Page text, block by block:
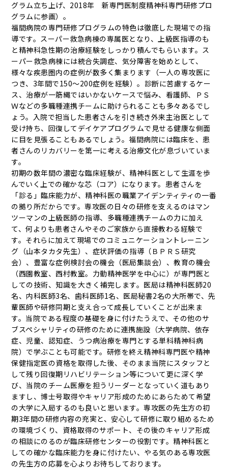
グラム立ち上げ、2018年 新専門医制度精神科専門研修プロ
グラムに参画）。
福間病院の専門研修プログラムの特色は徹底した現場での指
導です。スーパー救急病棟の専属医となり、上級医指導のも
と精神科急性期の治療経験をしっかり積んでもらいます。ス
ーパー救急病棟には統合失調症、気分障害を始めとして、
様々な疾患圏内の症例が数多く集まります（一人の専攻医に
つき、3年間で150～200症例を経験）。診断に苦慮するケー
ス、治療が一筋縄ではいかないケースで悩み、看護師、ＰＳ
Ｗなどの多職種連携チームに助けられることも多々あるでし
ょう。入院で担当した患者さんを引き続き外来主治医として
受け持ち、回復してデイケアプログラムで見せる健康な側面
に目を見張ることもあるでしょう。福間病院には臨床を、患
者さんのリカバリーを第一に考える治療文化が息づいていま
す。
初期の数年間の濃密な臨床経験が、精神科医として生涯を歩
んでいく上での確かな芯（コア）になります。患者さんを
「診る」臨床能力が、精神科医の職業アイデンティティの一番
の拠り所だからです。専攻医の日々の研修を支えるのはマン
ツーマンの上級医師の指導、多職種連携チームの力に加え
て、何よりも患者さんやそのご家族から直接教わる経験で
す。それらに加えて現場でのコミュニケーショントレーニン
グ（山本タカタ先生）、症状評価の指導（ＢＰＲＳ研究
会）、豊富な症例検討会の機会（医局集談会）、教育の機会
（西園教室、西村教室。力動精神医学を中心に）が専門医と
しての技術、知識を大きく補完します。医局は精神科医師20
名、内科医師3名、歯科医師1名、医局秘書2名の大所帯で、先
輩医師や研修同期と支え合って成長していくことが出来ま
す。当院である程度の基礎を身に付けたうえで、その他のサ
ブスペシャリティの研修のために連携施設（大学病院、依存
症、児童、認知症、うつ病治療を専門とする単科精神科病
院）で学ぶことも可能です。研修を終え精神科専門医や精神
保健指定医の資格を取得した後、そのまま当院にスタッフと
して残り回復期リハビリテーション等について更に深く学
び、当院のチーム医療を担うリーダーとなっていく道もあり
ますし、博士号取得やキャリア形成のためにあらためて希望
の大学に入局するのも良いと思います。専攻医の先生方の初
期3年間の研修内容の充実と、安心して研修に取り組めるため
の環境づくり、資格取得のサポート、その後のキャリア形成
の相談にのるのが臨床研修センターの役割です。精神科医と
しての確かな臨床能力を身に付けたい、やる気のある専攻医
の先生方の応募を心よりお待ちしております。